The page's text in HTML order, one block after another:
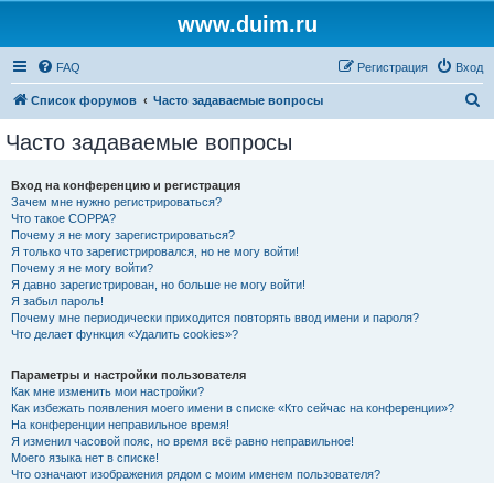
www.duim.ru
FAQ Вход
Регистрация
Список форумов Часто задаваемые вопросы
Часто задаваемые вопросы
Вход на конференцию и регистрация
Зачем мне нужно регистрироваться?
Что такое COPPA?
Почему я не могу зарегистрироваться?
Я только что зарегистрировался, но не могу войти!
Почему я не могу войти?
Я давно зарегистрирован, но больше не могу войти!
Я забыл пароль!
Почему мне периодически приходится повторять ввод имени и пароля?
Что делает функция «Удалить cookies»?
Параметры и настройки пользователя
Как мне изменить мои настройки?
Как избежать появления моего имени в списке «Кто сейчас на конференции»?
На конференции неправильное время!
Я изменил часовой пояс, но время всё равно неправильное!
Моего языка нет в списке!
Что означают изображения рядом с моим именем пользователя?